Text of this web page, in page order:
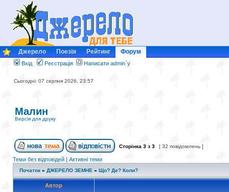
Джерело Поезія Рейтинг Форум
Вхід Реєстрація Написати admin`у
Сьогодні: 07 серпня 2026, 23:57
Малин
Версія для друку
Сторінка 3 з 3 [ 32 повідомлень ]
Теми без відповідей | Активні теми
Початок » ДЖЕРЕЛО ЗЕМНЕ » Що? Де? Коли?
Автор